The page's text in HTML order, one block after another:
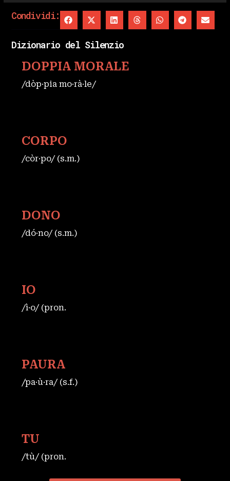
Condividi:
Dizionario del Silenzio
DOPPIA MORALE
/dòp·pia mo·rà·le/
CORPO
/còr·po/ (s.m.)
DONO
/dó·no/ (s.m.)
IO
/ì·o/ (pron.
PAURA
/pa·ù·ra/ (s.f.)
TU
/tù/ (pron.